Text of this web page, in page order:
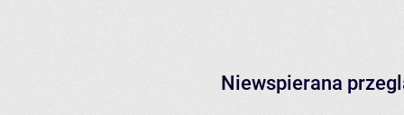
Niewspierana